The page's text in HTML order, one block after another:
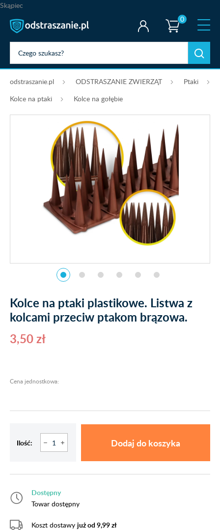
Skąpiec
0
odstraszanie.pl ODSTRASZANIE ZWIERZĄT
Ptaki
Kolce na ptaki
Kolce na gołębie
Kolce na ptaki plastikowe. Listwa z
kolcami przeciw ptakom brązowa.
3,50 zł
Cena jednostkowa:
Ilość: Dodaj do koszyka
Dostępny
Towar dostępny
Koszt dostawy już od 9,99 zł